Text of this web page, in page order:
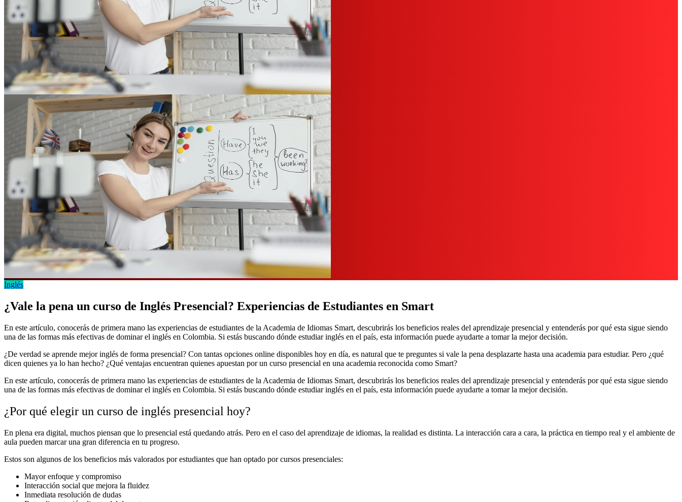
Inglés
¿Vale la pena un curso de Inglés Presencial? Experiencias de Estudiantes en Smart
En este artículo, conocerás de primera mano las experiencias de estudiantes de la Academia de Idiomas Smart, descubrirás los beneficios reales del aprendizaje presencial y entenderás por qué esta sigue siendo
una de las formas más efectivas de dominar el inglés en Colombia. Si estás buscando dónde estudiar inglés en el país, esta información puede ayudarte a tomar la mejor decisión.
¿De verdad se aprende mejor inglés de forma presencial? Con tantas opciones online disponibles hoy en día, es natural que te preguntes si vale la pena desplazarte hasta una academia para estudiar. Pero ¿qué
dicen quienes ya lo han hecho? ¿Qué ventajas encuentran quienes apuestan por un curso presencial en una academia reconocida como Smart?
En este artículo, conocerás de primera mano las experiencias de estudiantes de la Academia de Idiomas Smart, descubrirás los beneficios reales del aprendizaje presencial y entenderás por qué esta sigue siendo
una de las formas más efectivas de dominar el inglés en Colombia. Si estás buscando dónde estudiar inglés en el país, esta información puede ayudarte a tomar la mejor decisión.
¿Por qué elegir un curso de inglés presencial hoy?
En plena era digital, muchos piensan que lo presencial está quedando atrás. Pero en el caso del aprendizaje de idiomas, la realidad es distinta. La interacción cara a cara, la práctica en tiempo real y el ambiente de
aula pueden marcar una gran diferencia en tu progreso.
Estos son algunos de los beneficios más valorados por estudiantes que han optado por cursos presenciales:
Mayor enfoque y compromiso
Interacción social que mejora la fluidez
Inmediata resolución de dudas